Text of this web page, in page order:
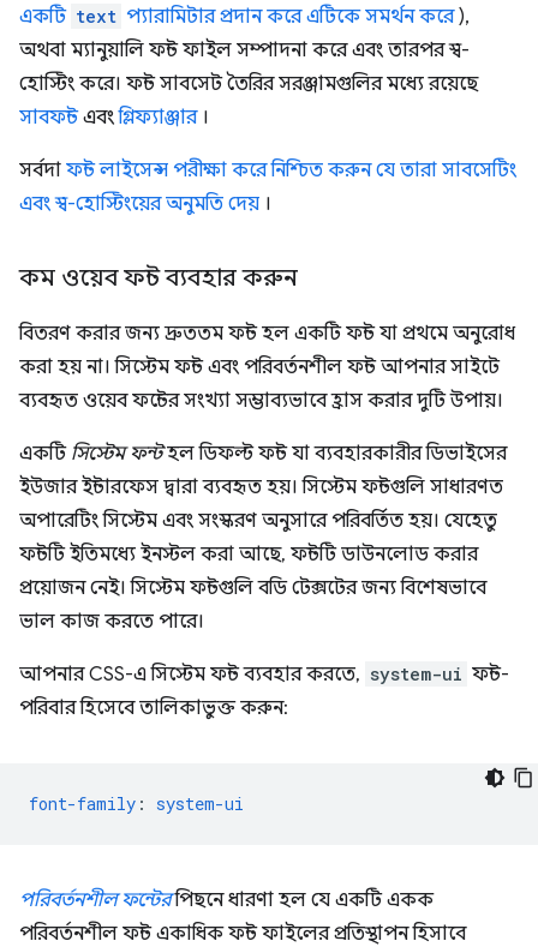
একটি text প্যারামিটার প্রদান করে এটিকে সমর্থন করে),
অথবা ম্যানুয়ালি ফন্ট ফাইল সম্পাদনা করে এবং তারপর স্ব-
হোস্টিং করে। ফন্ট সাবসেট তৈরির সরঞ্জামগুলির মধ্যে রয়েছে
সাবফন্টএবংগ্লিফ্যাঞ্জার।
সর্বদা ফন্ট লাইসেন্স পরীক্ষা করে নিশ্চিত করুন যে তারা সাবসেটিং
এবং স্ব-হোস্টিংয়ের অনুমতি দেয় ।
কম ওয়েব ফন্ট ব্যবহার করুন
বিতরণ করার জন্য দ্রুততম ফন্ট হল একটি ফন্ট যা প্রথমে অনুরোধ
করা হয় না। সিস্টেম ফন্ট এবং পরিবর্তনশীল ফন্ট আপনার সাইটে
ব্যবহৃত ওয়েব ফন্টের সংখ্যা সম্ভাব্যভাবে হ্রাস করার দুটি উপায়।
একটি সিস্টেম ফন্টহল ডিফল্ট ফন্ট যা ব্যবহারকারীর ডিভাইসের
ইউজার ইন্টারফেস দ্বারা ব্যবহৃত হয়। সিস্টেম ফন্টগুলি সাধারণত
অপারেটিং সিস্টেম এবং সংস্করণ অনুসারে পরিবর্তিত হয়। যেহেতু
ফন্টটি ইতিমধ্যে ইনস্টল করা আছে, ফন্টটি ডাউনলোড করার
প্রয়োজন নেই। সিস্টেম ফন্টগুলি বডি টেক্সটের জন্য বিশেষভাবে
ভাল কাজ করতে পারে।
আপনার CSS-এ সিস্টেম ফন্ট ব্যবহার করতে, system-ui ফন্ট-
পরিবার হিসেবে তালিকাভুক্ত করুন:
font-family : system-ui
পরিবর্তনশীল ফন্টেরপিছনে ধারণা হল যে একটি একক
পরিবর্তনশীল ফন্ট একাধিক ফন্ট ফাইলের প্রতিস্থাপন হিসাবে